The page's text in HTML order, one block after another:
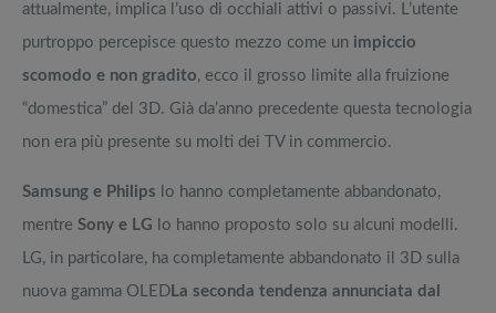
attualmente, implica l’uso di occhiali attivi o passivi. L’utente
purtroppo percepisce questo mezzo come un impiccio
scomodo e non gradito, ecco il grosso limite alla fruizione
“domestica” del 3D. Già da’anno precedente questa tecnologia
non era più presente su molti dei TV in commercio.
Samsung e Philips lo hanno completamente abbandonato,
mentre Sony e LG lo hanno proposto solo su alcuni modelli.
LG, in particolare, ha completamente abbandonato il 3D sulla
nuova gamma OLED La seconda tendenza annunciata dal